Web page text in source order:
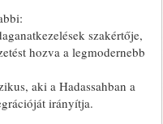
szakértője,
hozva a legmodernebb
aki a Hadassahban a
irányítja.